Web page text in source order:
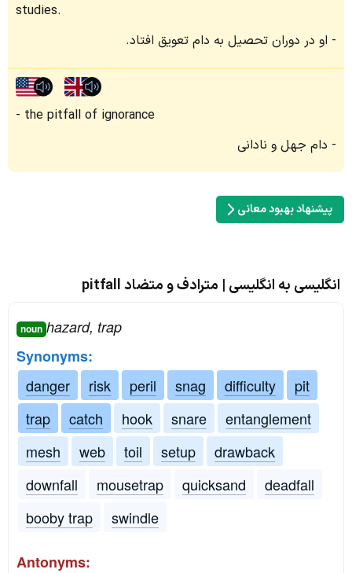
studies.
او در دوران تحصیل به دام تعویق افتاد.
the pitfall of ignorance
دام جهل و نادانی
پیشنهاد بهبود معانی
انگلیسی به انگلیسی | مترادف و متضاد pitfall
noun hazard, trap
Synonyms:
danger
risk peril snag difficulty
pit
trap
catch hook snare
entanglement
mesh
web toil setup
drawback
downfall
mousetrap quicksand
deadfall
booby trap
swindle
Antonyms: